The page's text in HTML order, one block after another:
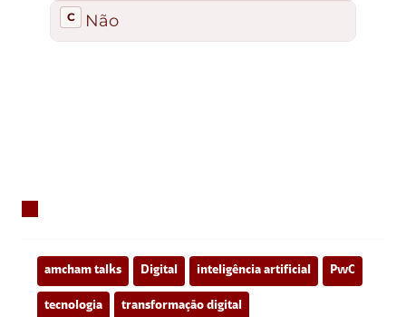
amcham talks Digital inteligência artificial PwC
tecnologia transformação digital